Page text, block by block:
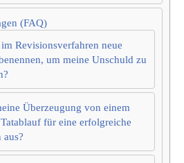
(FAQ)
Revisionsverfahren neue
um meine Unschuld zu
Überzeugung von einem
für eine erfolgreiche
aus?